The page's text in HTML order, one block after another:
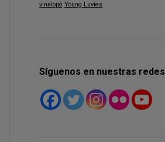
vinalopó Young Luvies
Síguenos en nuestras redes